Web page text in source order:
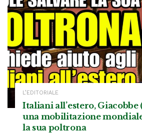
L’EDITORIALE
Italiani all’estero, Giacobbe
una mobilitazione
la sua poltrona